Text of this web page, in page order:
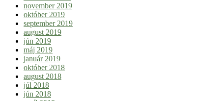
november 2019
október 2019
september 2019
august 2019
jún 2019
máj 2019
január 2019
október 2018
august 2018
júl 2018
jún 2018